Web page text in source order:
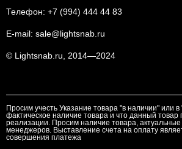
Телефон: +7 (994) 444 44 83
E-mail: sale@lightsnab.ru
© Lightsnab.ru, 2014—2024
Просим учесть Указание товара "в наличии" или
фактическое наличие товара и что данный товар
реализации. Просим наличие товара, актуальные
менеджеров. Выставление счета на оплату
совершения платежа